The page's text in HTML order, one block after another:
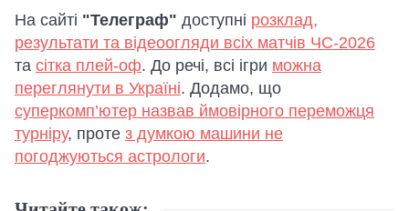
На сайті "Телеграф" доступні розклад,
результати та відеоогляди всіх матчів ЧС-2026
та сітка плей-оф. До речі, всі ігри можна
переглянути в Україні. Додамо, що
суперкомп’ютер назвав ймовірного переможця
турніру, проте з думкою машини не
погоджуються астрологи.